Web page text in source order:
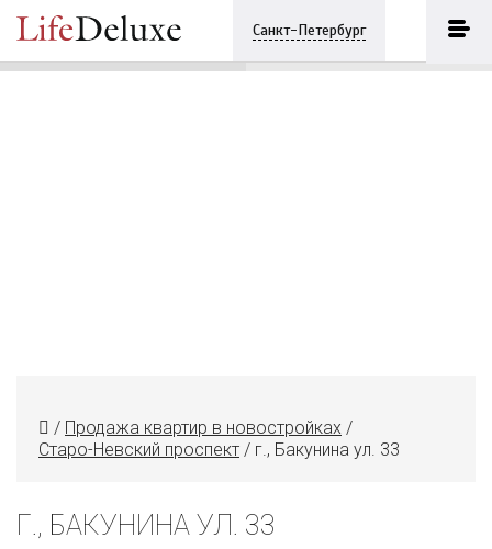
Санкт-Петербург
/ Продажа квартир в новостройках /
Старо-Невский проспект / г., Бакунина ул. 33
Г., БАКУНИНА УЛ. 33
г., Бакунина ул. 33
+7 (812) 7482683 ПОЗВОНИТЬ